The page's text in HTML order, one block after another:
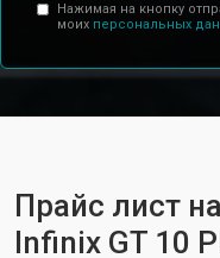
Нажимая на кнопку
моих персональных
Прайс лист
Infinix GT 10